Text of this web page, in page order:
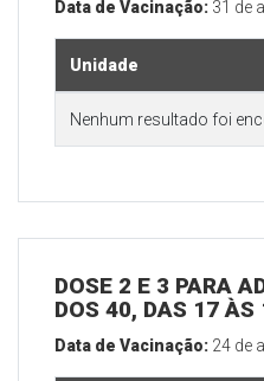
Data de Vacinação: 31 de
Unidade
Nenhum resultado foi
DOSE 2 E 3 PARA
DOS 40, DAS 17 ÀS
Data de Vacinação: 24 de